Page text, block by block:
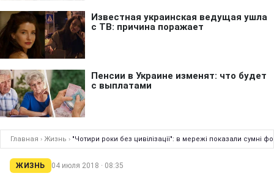
Главная › Жизнь › "Чотири роки без цивілізації": в мережі показали сумні
ЖИЗНЬ 04 июля 2018 · 08:35